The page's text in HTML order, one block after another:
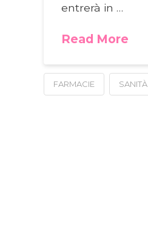
entrerà in …
Read More
FARMACIE SANITÀ